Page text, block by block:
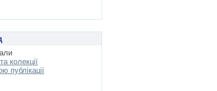
колекції
публікації